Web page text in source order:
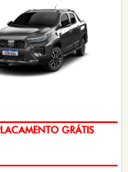
OPORTUNIDADE